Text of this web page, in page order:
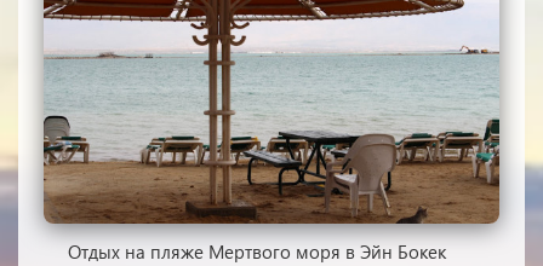
Отдых на пляже Мертвого моря в Эйн Бокек